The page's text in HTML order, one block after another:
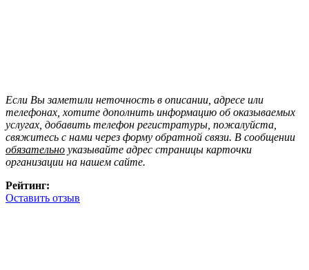
Если Вы заметили неточность в описании, адресе или
телефонах, хотите дополнить информацию об оказываемых
услугах, добавить телефон регистратуры, пожалуйста,
свяжитесь с нами через форму обратной связи. В сообщении
обязательно указывайте адрес страницы карточки
организации на нашем сайте.
Рейтинг:
Оставить отзыв